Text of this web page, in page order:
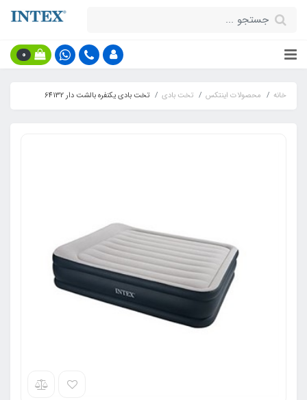
0
خانه محصولات اینتکس تخت بادی تخت بادی یکنفره بالشت دار 64132